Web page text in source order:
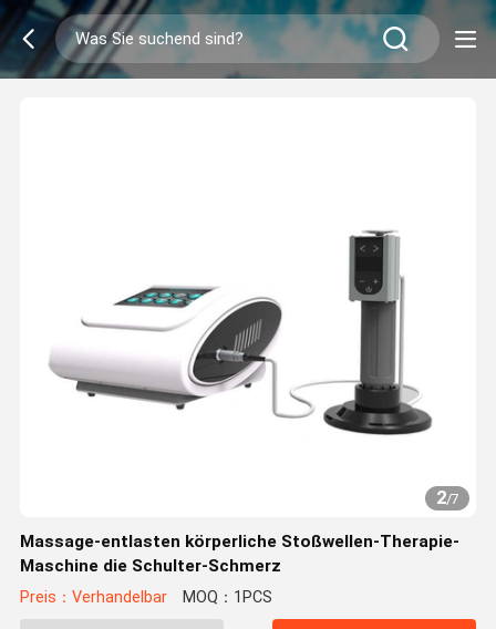
2/7
Massage-entlasten körperliche Stoßwellen-Therapie-
Maschine die Schulter-Schmerz
Preis：Verhandelbar MOQ：1PCS